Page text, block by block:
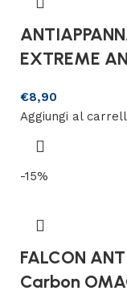
EXTREME
€8,90
Aggiungi al
-15%
FALCON
Carbon